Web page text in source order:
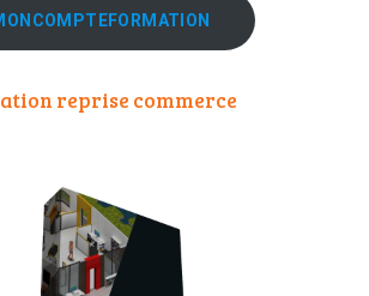
reprise commerce